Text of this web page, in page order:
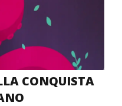
CONQUISTA